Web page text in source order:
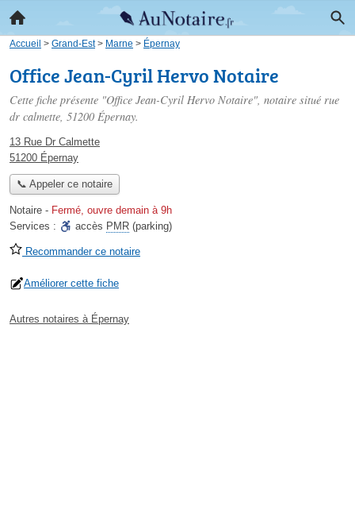
Accueil > Grand-Est> Marne > Épernay
Office Jean-Cyril Hervo Notaire
Cette fiche présente "Office Jean-Cyril Hervo Notaire", notaire situé rue
dr calmette, 51200 Épernay.
13 Rue Dr Calmette
51200 Épernay
📞 Appeler ce notaire
Notaire - Fermé, ouvre demain à 9h
Services :
accès PMR (parking)
Recommander ce notaire
Améliorer cette fiche
Autres notaires à Épernay